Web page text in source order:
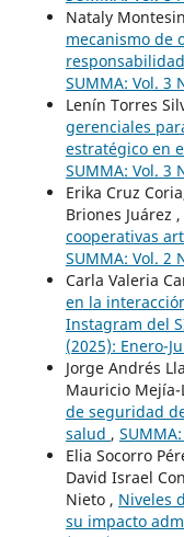
Nataly
mecanismo de
SUMMA: Vol. 3
Lenín Torres
gerenciales
estratégico en
SUMMA: Vol. 3
Erika Cruz
Briones Juárez ,
cooperativas
SUMMA: Vol. 2
Carla Valeria
en la
Instagram del
(2025): Enero-
Jorge Andrés
Mauricio Mejía-
de seguridad
salud ,
Elia Socorro
David Israel
Nieto , Niveles
su impacto